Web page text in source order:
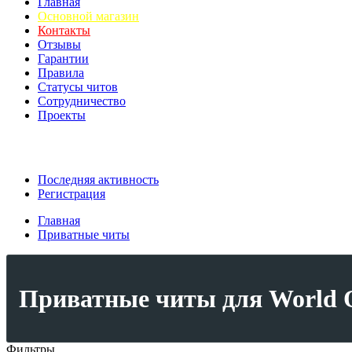
Основной магазин
Контакты
Отзывы
Гарантии
Правила
Статусы читов
Сотрудничество
Проекты
Последняя активность
Регистрация
Главная
Приватные читы
Приватные читы для World